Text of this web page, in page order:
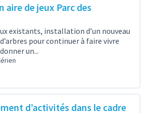
aire de jeux Parc des
existants, installation d’un nouveau
pour continuer à faire vivre
un...
d’activités dans le cadre